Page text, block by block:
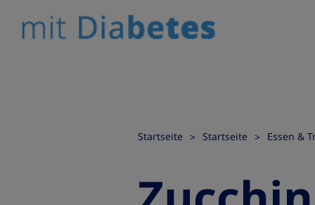
Startseite Startseite Essen &